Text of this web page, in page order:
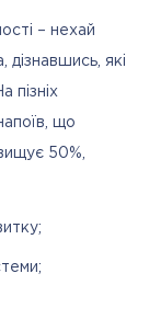
– нехай
дізнавшись, які
пізніх
що
50%,